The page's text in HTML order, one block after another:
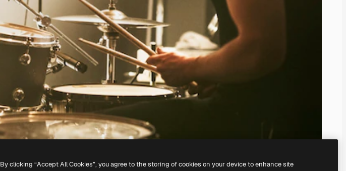
By clicking “Accept All Cookies”, you agree to the storing of cookies on your device to enhance site